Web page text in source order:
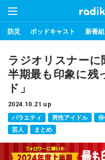
防災 ポッドキャスト 新番組
ラジオリスナー
半期最も印象に残
ド」
2024.10.21 up
バラエティ 男性アイドル
芸人
まとめ